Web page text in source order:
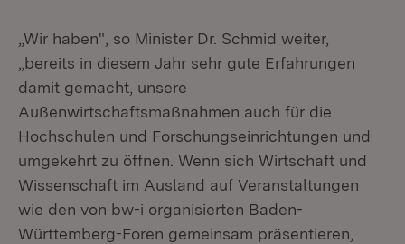
„Wir haben", so Minister Dr. Schmid weiter,
„bereits in diesem Jahr sehr gute Erfahrungen
damit gemacht, unsere
Außenwirtschaftsmaßnahmen auch für die
Hochschulen und Forschungseinrichtungen und
umgekehrt zu öffnen. Wenn sich Wirtschaft und
Wissenschaft im Ausland auf Veranstaltungen
wie den von bw-i organisierten Baden-
Württemberg-Foren gemeinsam präsentieren,